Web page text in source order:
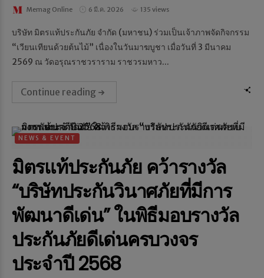
Memag Online 6 มี.ค. 2026 135 views
บริษัท มิตรแท้ประกันภัย จำกัด (มหาชน) ร่วมเป็นเจ้าภาพจัดกิจกรรม
“เวียนเทียนด้วยต้นไม้” เนื่องในวันมาฆบูชา เมื่อวันที่ 3 มีนาคม
2569 ณ วัดอรุณราชวราราม ราชวรมหาว...
Continue reading
NEWS & EVENT
มิตรแท้ประกันภัย คว้ารางวัล
“บริษัทประกันวินาศภัยที่มีการ
พัฒนาดีเด่น” ในพิธีมอบรางวัล
ประกันภัยดีเด่นครบวงจร
ประจำปี 2568